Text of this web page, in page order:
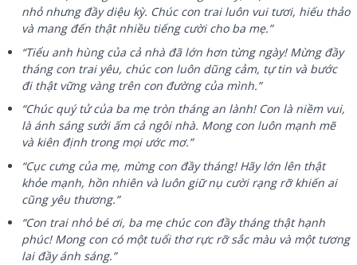
nhỏ nhưng đầy diệu kỳ. Chúc con trai luôn vui tươi, hiếu thảo
và mang đến thật nhiều tiếng cười cho ba mẹ.”
“Tiểu anh hùng của cả nhà đã lớn hơn từng ngày! Mừng đầy
tháng con trai yêu, chúc con luôn dũng cảm, tự tin và bước
đi thật vững vàng trên con đường của mình.”
“Chúc quý tử của ba mẹ tròn tháng an lành! Con là niềm vui,
là ánh sáng sưởi ấm cả ngôi nhà. Mong con luôn mạnh mẽ
và kiên định trong mọi ước mơ.”
“Cục cưng của mẹ, mừng con đầy tháng! Hãy lớn lên thật
khỏe mạnh, hồn nhiên và luôn giữ nụ cười rạng rỡ khiến ai
cũng yêu thương.”
“Con trai nhỏ bé ơi, ba mẹ chúc con đầy tháng thật hạnh
phúc! Mong con có một tuổi thơ rực rỡ sắc màu và một tương
lai đầy ánh sáng.”